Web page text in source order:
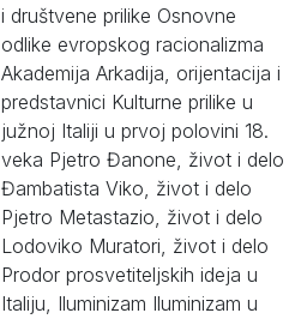
i društvene prilike Osnovne
odlike evropskog racionalizma
Akademija Arkadija, orijentacija i
predstavnici Kulturne prilike u
južnoj Italiji u prvoj polovini 18.
veka Pjetro Đanone, život i delo
Đambatista Viko, život i delo
Pjetro Metastazio, život i delo
Lodoviko Muratori, život i delo
Prodor prosvetiteljskih ideja u
Italiju, Iluminizam Iluminizam u